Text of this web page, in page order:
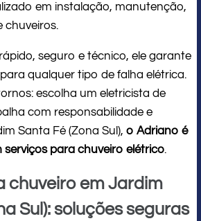
em instalação, manutenção,
chuveiros.
seguro e técnico, ele garante
qualquer tipo de falha elétrica.
escolha um eletricista de
com responsabilidade e
Santa Fé (Zona Sul), o Adriano é
para chuveiro elétrico.
chuveiro em Jardim
Sul): soluções seguras